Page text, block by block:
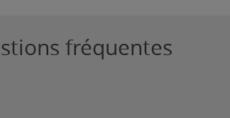
fréquentes